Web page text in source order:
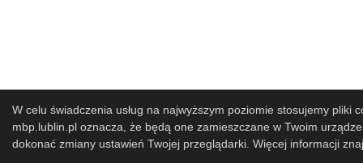
W celu świadczenia usług na najwyższym poziomie stosujemy pliki
mbp.lublin.pl oznacza, że będą one zamieszczane w Twoim
dokonać zmiany ustawień Twojej przeglądarki. Więcej informacji